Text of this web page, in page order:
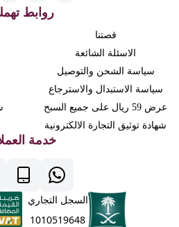
روابط
قصتنا
الاسئلة الشائعة
سياسة الشحن والتوصيل
سياسة الاستبدال والاسترجاع
عرض 59 ريال على جميع السبح
شهادة توثيق التجارة الالكترونية
خدمة
السجل التجاري
1010519648